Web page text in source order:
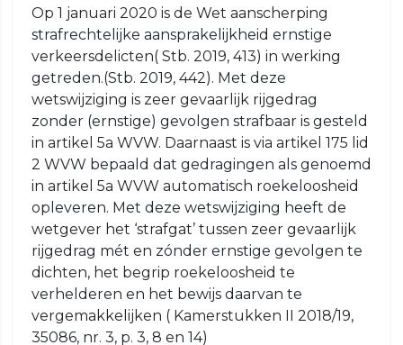
Op 1 januari 2020 is de Wet aanscherping
strafrechtelijke aansprakelijkheid ernstige
verkeersdelicten( Stb. 2019, 413) in werking
getreden.(Stb. 2019, 442). Met deze
wetswijziging is zeer gevaarlijk rijgedrag
zonder (ernstige) gevolgen strafbaar is gesteld
in artikel 5a WVW. Daarnaast is via artikel 175 lid
2 WVW bepaald dat gedragingen als genoemd
in artikel 5a WVW automatisch roekeloosheid
opleveren. Met deze wetswijziging heeft de
wetgever het ‘strafgat’ tussen zeer gevaarlijk
rijgedrag mét en zónder ernstige gevolgen te
dichten, het begrip roekeloosheid te
verhelderen en het bewijs daarvan te
vergemakkelijken ( Kamerstukken II 2018/19,
35086, nr. 3, p. 3, 8 en 14)